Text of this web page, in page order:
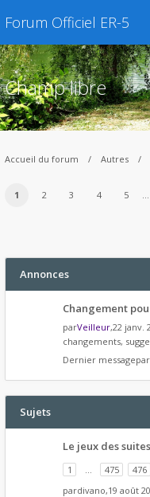
Forum Officiel ER-5
Champ libre
Accueil du forum Autres
1 2 3 4 5 …
Annonces
Changement
parVeilleur,22 janv.
changements,
Dernier messagepar
Sujets
Le jeux des
1
… 475 476
pardivano,19 août